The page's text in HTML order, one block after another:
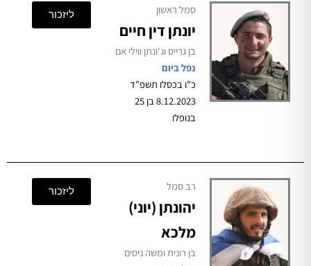
יונתן דין חיים
בן גרייס וג'ונתן ווילי אם
נפל ביום
כ"ו בכסלו תשפ"ד
8.12.2023 בן 25
רב סמל
יהונתן (יוני)
מלכא
בן רונית ומשה ניסים